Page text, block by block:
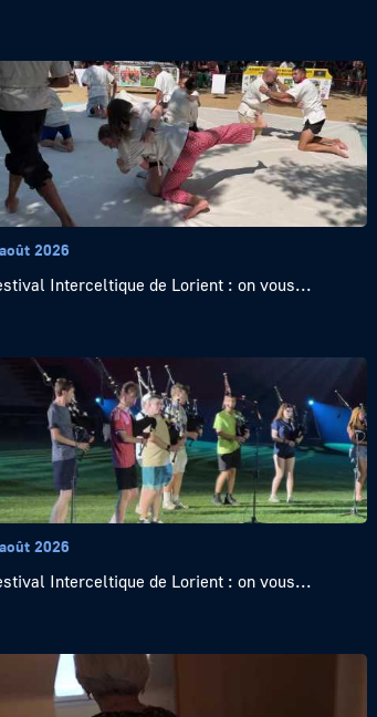
2026
Interceltique de Lorient : on vous...
2026
Interceltique de Lorient : on vous...